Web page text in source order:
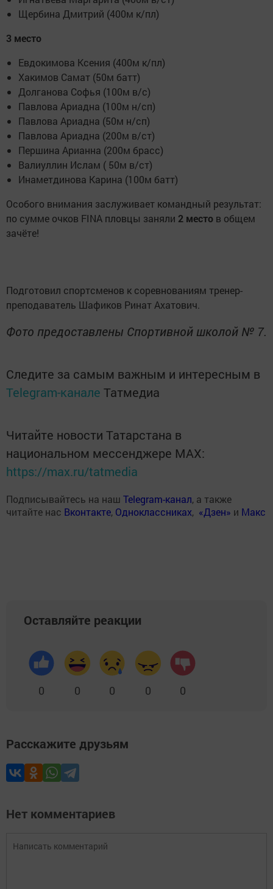
Щербина Дмитрий (400м к/пл)
3 место
Евдокимова Ксения (400м к/пл)
Хакимов Самат (50м батт)
Долганова Софья (100м в/с)
Павлова Ариадна (100м н/сп)
Павлова Ариадна (50м н/сп)
Павлова Ариадна (200м в/ст)
Першина Арианна (200м брасс)
Валиуллин Ислам ( 50м в/ст)
Инаметдинова Карина (100м батт)
Особого внимания заслуживает командный результат:
по сумме очков FINA пловцы заняли 2 место в общем
зачёте!
Подготовил спортсменов к соревнованиям тренер-
преподаватель Шафиков Ринат Ахатович.
Фото предоставлены Спортивной школой № 7.
Следите за самым важным и интересным в
Telegram-канале Татмедиа
Читайте новости Татарстана в
национальном мессенджере MАХ:
https://max.ru/tatmedia
Подписывайтесь на наш Telegram-канал, а также
читайте нас Вконтакте, Одноклассниках, «Дзен» и Макс
Оставляйте реакции
0 0 0 0 0
Расскажите друзьям
Нет комментариев